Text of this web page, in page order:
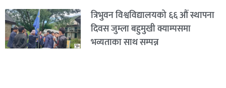
त्रिभुवन विश्वविद्यालयको ६६ औं स्थापना
दिवस जुम्ला बहुमुखी क्याम्पसमा
भव्यताका साथ सम्पन्न